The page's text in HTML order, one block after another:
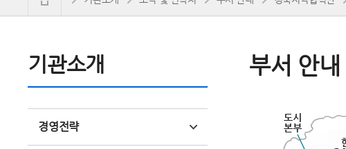
기관소개
경영전략
부서 안내